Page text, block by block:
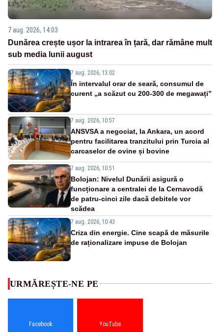
7 aug. 2026, 14:03
Dunărea crește ușor la intrarea în țară, dar rămâne mult
sub media lunii august
7 aug. 2026, 13:02
În intervalul orar de seară, consumul de
curent „a scăzut cu 200-300 de megawați”
7 aug. 2026, 10:57
ANSVSA a negociat, la Ankara, un acord
pentru facilitarea tranzitului prin Turcia al
carcaselor de ovine și bovine
7 aug. 2026, 10:51
Bolojan: Nivelul Dunării asigură o
funcționare a centralei de la Cernavodă
de patru-cinci zile dacă debitele vor
scădea
7 aug. 2026, 10:43
Criza din energie. Cine scapă de măsurile
de raționalizare impuse de Bolojan
URMĂREȘTE-NE PE
Facebook YouTube